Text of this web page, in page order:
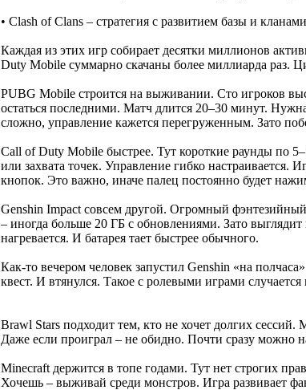
• Clash of Clans – стратегия с развитием базы и
Каждая из этих игр собирает десятки миллионов
Duty Mobile суммарно скачаны более миллиарда раз.
PUBG Mobile строится на выживании. Сто игроков
остаться последними. Матч длится 20–30 минут.
сложно, управление кажется перегруженным. Зато
Call of Duty Mobile быстрее. Тут короткие раунды по
или захвата точек. Управление гибко настраивается.
кнопок. Это важно, иначе палец постоянно будет
Genshin Impact совсем другой. Огромный
– иногда больше 20 ГБ с обновлениями. Зато
нагревается. И батарея тает быстрее обычного.
Как-то вечером человек запустил Genshin «на
квест. И втянулся. Такое с ролевыми играми случается
Brawl Stars подходит тем, кто не хочет долгих
Даже если проиграл – не обидно. Почти сразу можно
Minecraft держится в топе годами. Тут нет строгих
Хочешь – выживай среди монстров. Игра развивает